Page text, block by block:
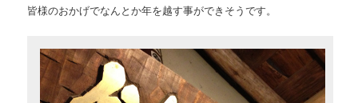
皆様のおかげでなんとか年を越す事ができそうです。